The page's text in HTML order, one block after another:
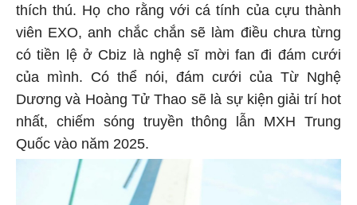
thích thú. Họ cho rằng với cá tính của cựu thành
viên EXO, anh chắc chắn sẽ làm điều chưa từng
có tiền lệ ở Cbiz là nghệ sĩ mời fan đi đám cưới
của mình. Có thể nói, đám cưới của Từ Nghệ
Dương và Hoàng Tử Thao sẽ là sự kiện giải trí hot
nhất, chiếm sóng truyền thông lẫn MXH Trung
Quốc vào năm 2025.